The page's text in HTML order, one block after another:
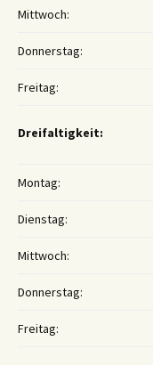
Mittwoch:
Donnerstag:
Freitag:
Dreifaltigkeit:
Montag:
Dienstag:
Mittwoch:
Donnerstag:
Freitag: